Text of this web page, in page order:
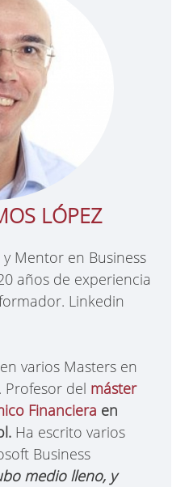
LÓPEZ
Mentor en Business
años de experiencia
Linkedin
varios Masters en
Profesor del máster
Financiera en
Ha escrito varios
Business
medio lleno, y